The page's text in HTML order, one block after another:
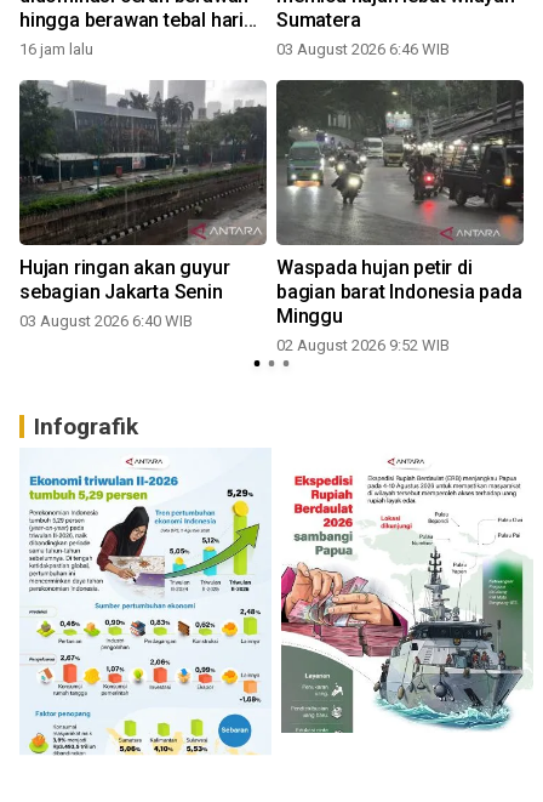
hingga berawan tebal hari
ini
16 jam lalu
Sumatera
03 August 2026 6:46 WIB
Hujan ringan akan guyur
sebagian Jakarta Senin
03 August 2026 6:40 WIB
Waspada hujan petir di
bagian barat Indonesia pada
Minggu
02 August 2026 9:52 WIB
Infografik